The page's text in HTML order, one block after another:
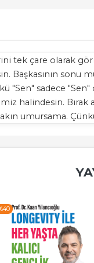
tek çare olarak
Başkasının sonu
"Sen" sadece
halindesin. Bırak
umursama.
40